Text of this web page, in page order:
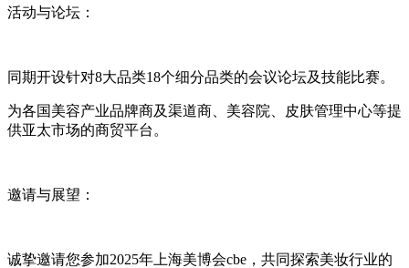
活动与论坛：
同期开设针对8大品类18个细分品类的会议论坛及技能比赛。
为各国美容产业品牌商及渠道商、美容院、皮肤管理中心等提
供亚太市场的商贸平台。
邀请与展望：
诚挚邀请您参加2025年上海美博会cbe，共同探索美妆行业的